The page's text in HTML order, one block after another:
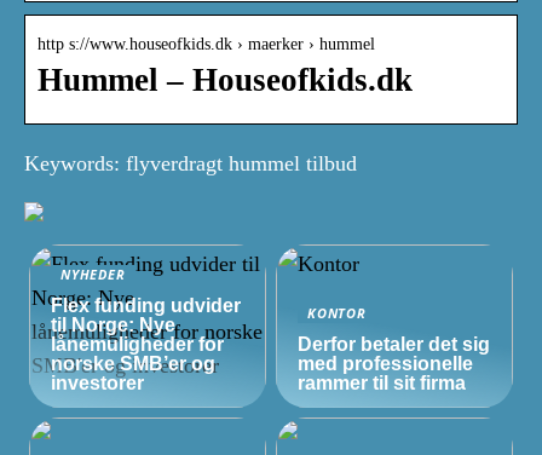
http s://www.houseofkids.dk › maerker › hummel
Hummel – Houseofkids.dk
Keywords: flyverdragt hummel tilbud
NYHEDER
Flex funding udvider
til Norge: Nye
lånemuligheder for
norskeSMB’erog
investorer
KONTOR
Derfor betaler det sig
med professionelle
rammer til sit firma